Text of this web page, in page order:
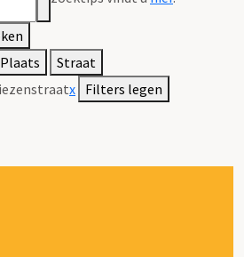
Plaats
Straat
x Filters legen